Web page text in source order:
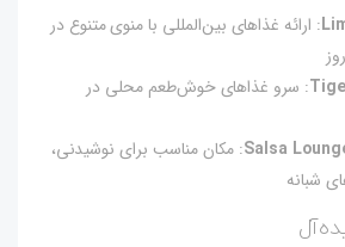
: ارائه غذاهای بین‌المللی با منوی متنوع در
: سرو غذاهای خوش‌طعم محلی در
: مکان مناسب برای نوشیدنی،
شبانه